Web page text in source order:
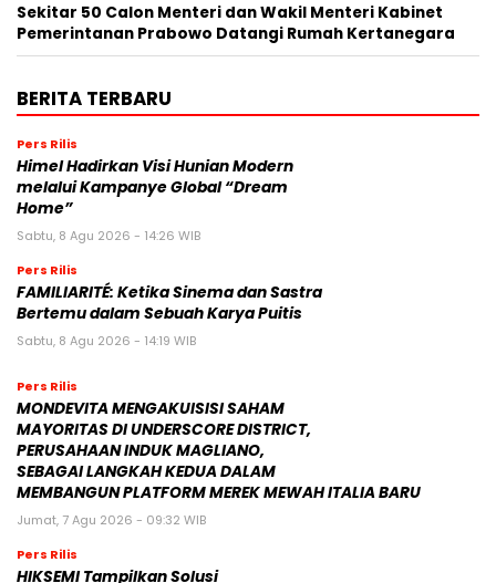
Sekitar 50 Calon Menteri dan Wakil Menteri Kabinet
Pemerintanan Prabowo Datangi Rumah Kertanegara
BERITA TERBARU
Pers Rilis
Himel Hadirkan Visi Hunian Modern
melalui Kampanye Global “Dream
Home”
Sabtu, 8 Agu 2026 - 14:26 WIB
Pers Rilis
FAMILIARITÉ: Ketika Sinema dan Sastra
Bertemu dalam Sebuah Karya Puitis
Sabtu, 8 Agu 2026 - 14:19 WIB
Pers Rilis
MONDEVITA MENGAKUISISI SAHAM
MAYORITAS DI UNDERSCORE DISTRICT,
PERUSAHAAN INDUK MAGLIANO,
SEBAGAI LANGKAH KEDUA DALAM
MEMBANGUN PLATFORM MEREK MEWAH ITALIA BARU
Jumat, 7 Agu 2026 - 09:32 WIB
Pers Rilis
HIKSEMI Tampilkan Solusi